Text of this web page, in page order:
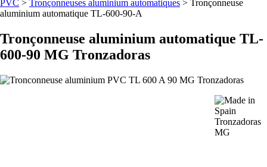
PVC > Tronçonneuses aluminium automatiques > Tronçonneuse
aluminium automatique TL-600-90-A
Tronçonneuse aluminium automatique TL-
600-90 MG Tronzadoras